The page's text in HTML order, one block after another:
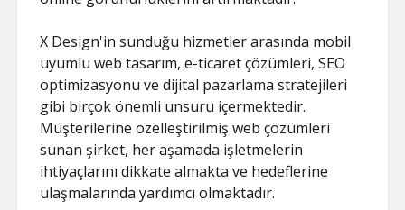
X Design'in sunduğu hizmetler arasında mobil
uyumlu web tasarım, e-ticaret çözümleri, SEO
optimizasyonu ve dijital pazarlama stratejileri
gibi birçok önemli unsuru içermektedir.
Müşterilerine özelleştirilmiş web çözümleri
sunan şirket, her aşamada işletmelerin
ihtiyaçlarını dikkate almakta ve hedeflerine
ulaşmalarında yardımcı olmaktadır.